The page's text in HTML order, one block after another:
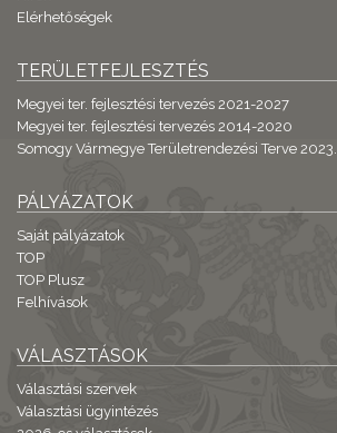
Elérhetőségek
TERÜLETFEJLESZTÉS
Megyei ter. fejlesztési tervezés 2021-2027
Megyei ter. fejlesztési tervezés 2014-2020
Somogy Vármegye Területrendezési Terve 2023.
PÁLYÁZATOK
Saját pályázatok
TOP
TOP Plusz
Felhívások
VÁLASZTÁSOK
Választási szervek
Választási ügyintézés